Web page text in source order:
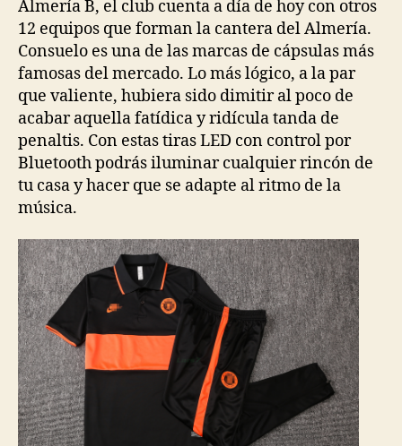
Almería B, el club cuenta a día de hoy con otros
12 equipos que forman la cantera del Almería.
Consuelo es una de las marcas de cápsulas más
famosas del mercado. Lo más lógico, a la par
que valiente, hubiera sido dimitir al poco de
acabar aquella fatídica y ridícula tanda de
penaltis. Con estas tiras LED con control por
Bluetooth podrás iluminar cualquier rincón de
tu casa y hacer que se adapte al ritmo de la
música.